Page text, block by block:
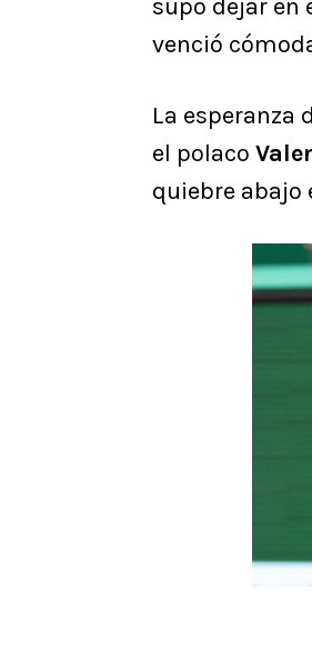
supo dejar en
venció
La esperanza
el polaco
quiebre abajo